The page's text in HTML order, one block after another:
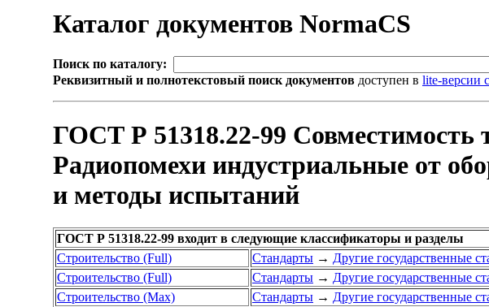
Каталог документов NormaCS
Поиск по каталогу:
Реквизитный и полнотекстовый поиск документов доступен в lite-версии
ГОСТ Р 51318.22-99 Совместимость
Радиопомехи индустриальные от
и методы испытаний
ГОСТ Р 51318.22-99 входит в следующие классификаторы и разделы
Строительство (Full)
Стандарты → Другие государственные
Строительство (Full)
Стандарты → Другие государственные
Строительство (Max)
Стандарты → Другие государственные